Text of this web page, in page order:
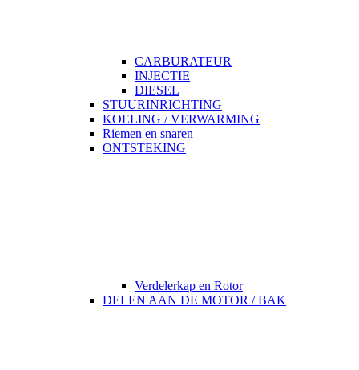
CARBURATEUR
INJECTIE
DIESEL
STUURINRICHTING
KOELING / VERWARMING
Riemen en snaren
ONTSTEKING
Verdelerkap en Rotor
DELEN AAN DE MOTOR / BAK